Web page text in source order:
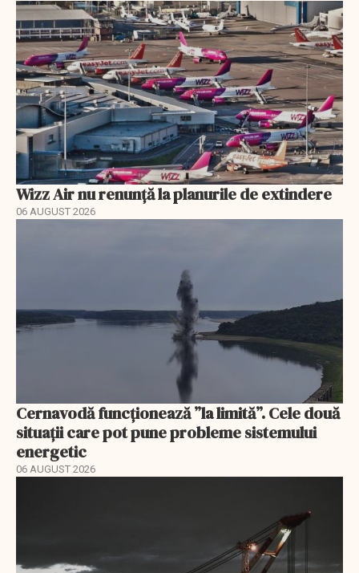
Wizz Air nu renunță la planurile de extindere
06 AUGUST 2026
Cernavodă funcționează ”la limită”. Cele două
situații care pot pune probleme sistemului
energetic
06 AUGUST 2026